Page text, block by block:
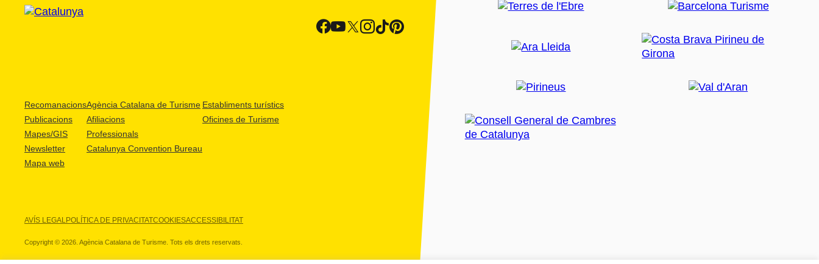
Recomanacions
Publicacions
Mapes/GIS
Newsletter
Mapa web
Agència Catalana de Turisme
Afiliacions
Professionals
Catalunya Convention Bureau
Establiments turístics
Oficines de Turisme
AVÍS LEGALPOLÍTICA DE PRIVACITATCOOKIESACCESSIBILITAT
Copyright © 2026. Agència Catalana de Turisme. Tots els drets reservats.